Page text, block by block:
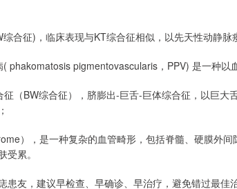
合征)，临床表现与KT综合征相似，以先天性动静脉
phakomatosis pigmentovascularis，PPV) 是一种以
（BW综合征），脐膨出-巨舌-巨体综合征，以巨大
），是一种复杂的血管畸形，包括脊髓、硬膜外
累。
患友，建议早检查、早确诊、早治疗，避免错过最佳